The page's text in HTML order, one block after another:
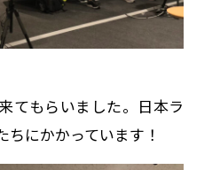
てもらいました。日本ラ
にかかっています！